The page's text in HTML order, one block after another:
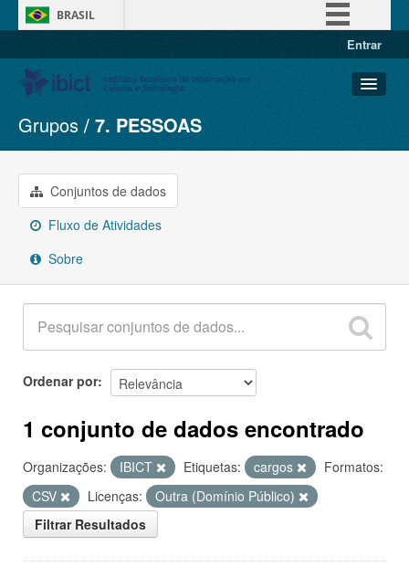
BRASIL
Entrar
Conjuntos de dados
Organizações
Grupos
Sobre
Grupos 7. PESSOAS
Conjuntos de dados
Fluxo de Atividades
Sobre
Ordenar por
1 conjunto de dados encontrado
Organizações: IBICT Etiquetas: cargos
Formatos:
CSV
Licenças:
Outra (Domínio Público)
Filtrar Resultados